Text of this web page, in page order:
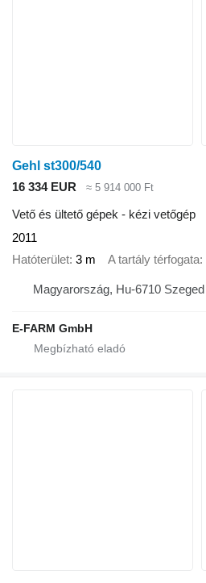
Gehl st300/540
16 334 EUR
≈ 5 914 000 Ft
Vető és ültető gépek - kézi vetőgép
2011
Hatóterület 3 m A tartály térfogata
Magyarország, Hu-6710 Szeged
E-FARM GmbH